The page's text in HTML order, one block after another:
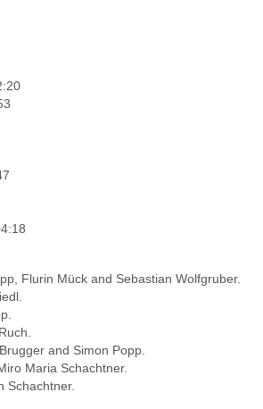
Flurin Mück and Sebastian Wolfgruber.
and Simon Popp.
Maria Schachtner.
Schachtner.